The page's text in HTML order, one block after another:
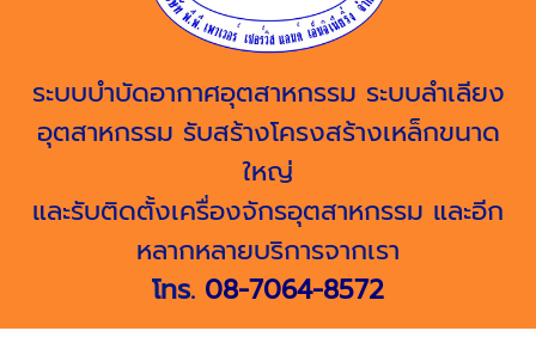
ระบบบำบัดอากาศอุตสาหกรรม ระบบลำเลียง
อุตสาหกรรม รับสร้างโครงสร้างเหล็กขนาด
ใหญ่
และรับติดตั้งเครื่องจักรอุตสาหกรรม และอีก
หลากหลายบริการจากเรา
โทร. 08-7064-8572